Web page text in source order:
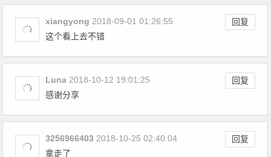
xiangyong 回复
2018-09-01 01:26:55
这个看上去不错
Luna 回复
2018-10-12 19:01:25
感谢分享
3256966403 回复
2018-10-25 02:40:04
拿走了